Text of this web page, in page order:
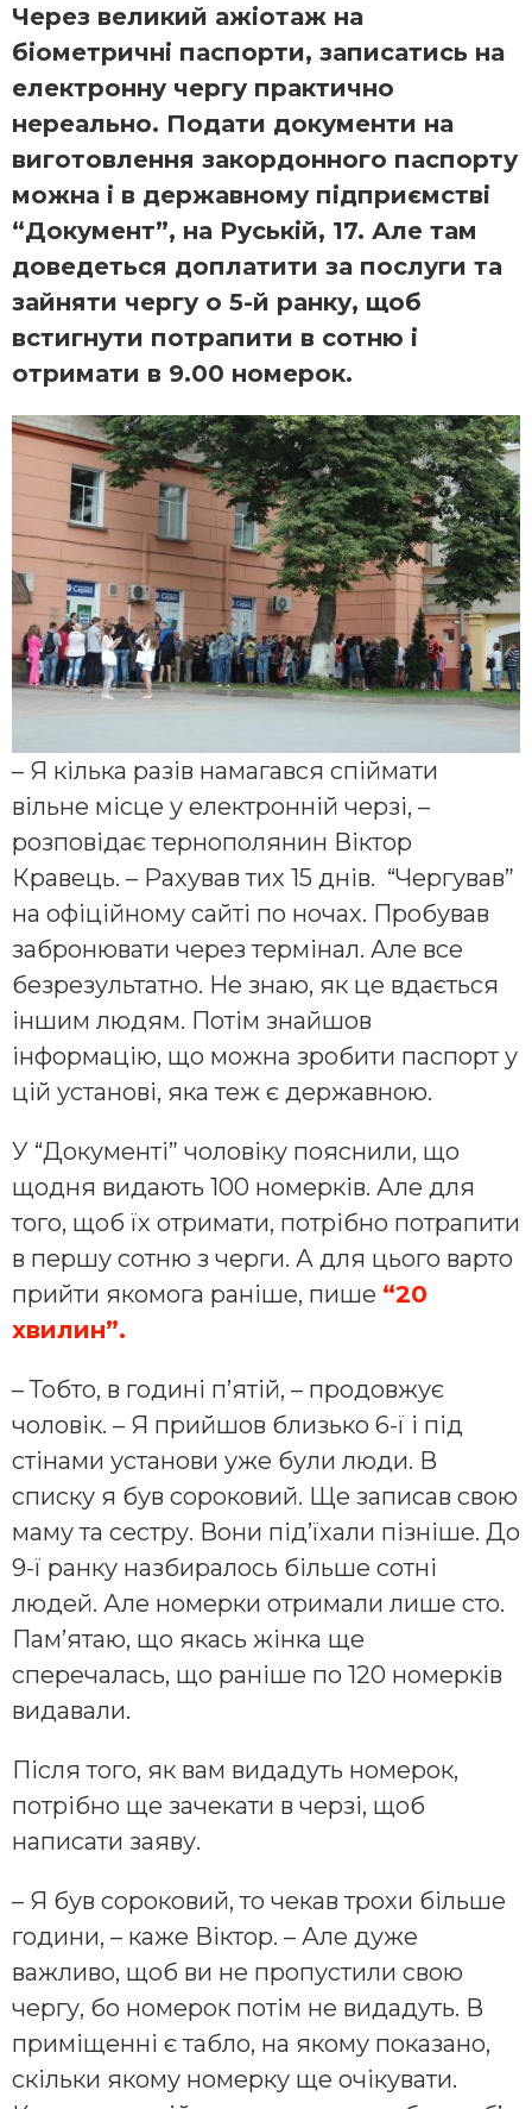
Через великий ажіотаж на
біометричні паспорти, записатись на
електронну чергу практично
нереально. Подати документи на
виготовлення закордонного паспорту
можна і в державному підприємстві
“Документ”, на Руській, 17. Але там
доведеться доплатити за послуги та
зайняти чергу о 5-й ранку, щоб
встигнути потрапити в сотню і
отримати в 9.00 номерок.
– Я кілька разів намагався спіймати
вільне місце у електронній черзі, –
розповідає тернополянин Віктор
Кравець. – Рахував тих 15 днів. “Чергував”
на офіційному сайті по ночах. Пробував
забронювати через термінал. Але все
безрезультатно. Не знаю, як це вдається
іншим людям. Потім знайшов
інформацію, що можна зробити паспорт у
цій установі, яка теж є державною.
У “Документі” чоловіку пояснили, що
щодня видають 100 номерків. Але для
того, щоб їх отримати, потрібно потрапити
в першу сотню з черги. А для цього варто
прийти якомога раніше, пише “20
хвилин”.
– Тобто, в годині пʼятій, – продовжує
чоловік. – Я прийшов близько 6-ї і під
стінами установи уже були люди. В
списку я був сороковий. Ще записав свою
маму та сестру. Вони підʼїхали пізніше. До
9-ї ранку назбиралось більше сотні
людей. Але номерки отримали лише сто.
Памʼятаю, що якась жінка ще
сперечалась, що раніше по 120 номерків
видавали.
Після того, як вам видадуть номерок,
потрібно ще зачекати в черзі, щоб
написати заяву.
– Я був сороковий, то чекав трохи більше
години, – каже Віктор. – Але дуже
важливо, щоб ви не пропустили свою
чергу, бо номерок потім не видадуть. В
приміщенні є табло, на якому показано,
скільки якому номерку ще очікувати.